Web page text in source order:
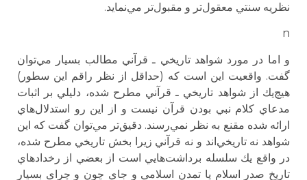
نظريه سنتي معقول‌تر و مقبول‌تر مي‌نمايد.
n
و اما در مورد شواهد تاريخي ـ قرآني مطالب بسيار مي‌توان
گفت. واقعيت اين است كه (حداقل از نظر راقم اين سطور)
هيچ‌يك از شواهد تاريخي ـ قرآني مطرح‌ شده، دليلي بر اثبات
مدعاي كلام نبي بودن قرآن نيست و از اين رو استدلال‌هاي
ارائه شده مقنع به نظر نمي‌رسند. دقيق‌تر مي‌توان گفت كه اين
شواهد نه تاريخي‌اند و نه قرآني زيرا بخش تاريخي مطرح شده،
در واقع يك سلسله برداشت‌هايي است از بعضي از رخدادهاي
تاريخ صدر اسلام يا تمدن اسلامي و جاي چون و چراي بسيار